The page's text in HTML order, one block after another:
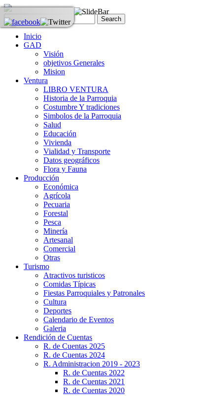
Inicio
GAD
Visión
objetivos Generales
Mision
Ventura
LIBRO VENTURA
Historia de la Parroquia
Costumbre Y tradiciones
Simbolos de la Parroquia
Salud
Educación
Vivienda
Vialidad y Transporte
Datos geográficos
Flora y Fauna
Producción
Económica
Agrícola
Pecuaria
Forestal
Pesca
Minería
Artesanal
Comercial
Otras
Turismo
Atractivos turisticos
Comidas Típicas
Fiestas Parroquiales y Patronales
Cultura
Deportes
Calendario de Eventos
Galeria
Rendición de Cuentas
R. de Cuentas 2025
R. de Cuentas 2024
R. Administracion 2019 - 2023
R. de Cuentas 2022
R. de Cuentas 2021
R. de Cuentas 2020